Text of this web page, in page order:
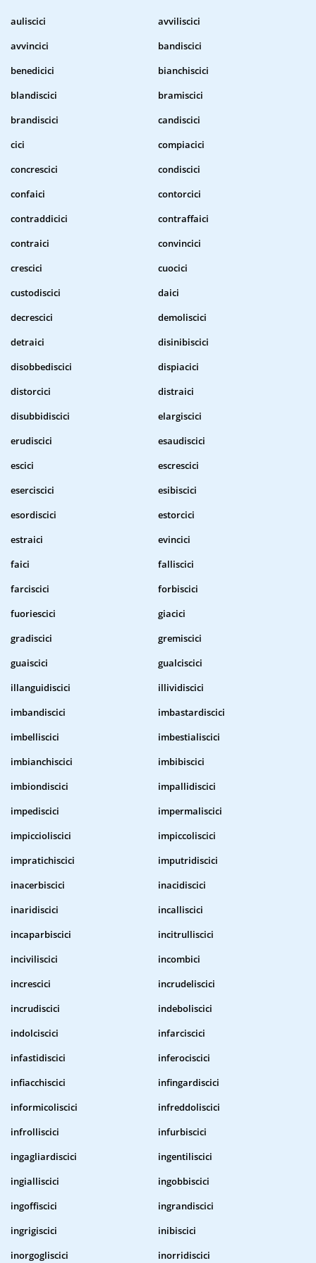
auliscici
avviliscici
avvincici
bandiscici
benedicici
bianchiscici
blandiscici
bramiscici
brandiscici
candiscici
cici
compiacici
concrescici
condiscici
confaici
contorcici
contraddicici
contraffaici
contraici
convincici
crescici
cuocici
custodiscici
daici
decrescici
demoliscici
detraici
disinibiscici
disobbediscici
dispiacici
distorcici
distraici
disubbidiscici
elargiscici
erudiscici
esaudiscici
escici
escrescici
eserciscici
esibiscici
esordiscici
estorcici
estraici
evincici
faici
falliscici
farciscici
forbiscici
fuoriescici
giacici
gradiscici
gremiscici
guaiscici
gualciscici
illanguidiscici
illividiscici
imbandiscici
imbastardiscici
imbelliscici
imbestialiscici
imbianchiscici
imbibiscici
imbiondiscici
impallidiscici
impediscici
impermaliscici
impiccioliscici
impiccoliscici
impratichiscici
imputridiscici
inacerbiscici
inacidiscici
inaridiscici
incalliscici
incaparbiscici
incitrulliscici
inciviliscici
incombici
increscici
incrudeliscici
incrudiscici
indeboliscici
indolciscici
infarciscici
infastidiscici
inferociscici
infiacchiscici
infingardiscici
informicoliscici
infreddoliscici
infrolliscici
infurbiscici
ingagliardiscici
ingentiliscici
ingialliscici
ingobbiscici
ingoffiscici
ingrandiscici
ingrigiscici
inibiscici
inorgogliscici
inorridiscici